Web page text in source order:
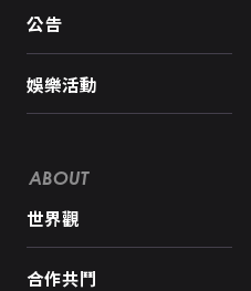
公告
娛樂活動
ABOUT
世界觀
合作共鬥